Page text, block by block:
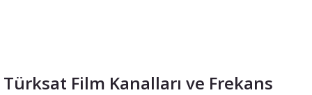
Türksat Film Kanalları ve Frekans